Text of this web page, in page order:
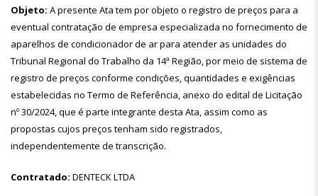
Objeto: A presente Ata tem por objeto o registro de preços para a
eventual contratação de empresa especializada no fornecimento de
aparelhos de condicionador de ar para atender as unidades do
Tribunal Regional do Trabalho da 14ª Região, por meio de sistema de
registro de preços conforme condições, quantidades e exigências
estabelecidas no Termo de Referência, anexo do edital de Licitação
nº 30/2024, que é parte integrante desta Ata, assim como as
propostas cujos preços tenham sido registrados,
independentemente de transcrição.
Contratado: DENTECK LTDA